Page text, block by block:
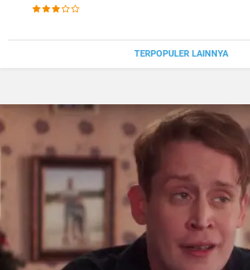
TERPOPULER LAINNYA